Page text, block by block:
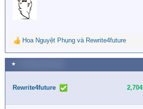
R
e
a
c
i
n
Hoa Nguyệt Phụng và Rewrite4future
★
Rewrite4future 2,704